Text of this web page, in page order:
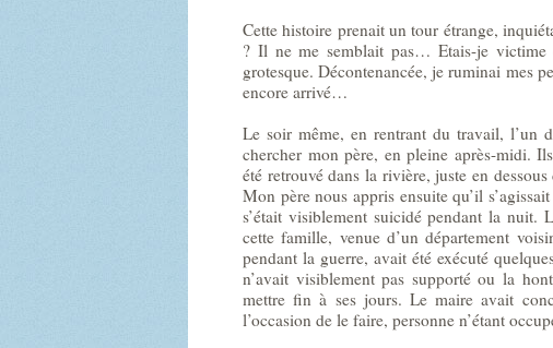
Cette histoire prenait un tour étrange,
? Il ne me semblait pas… Etais-je victime
grotesque. Décontenancée, je ruminai mes
encore arrivé…
Le soir même, en rentrant du travail, l’un
chercher mon père, en pleine après-midi.
été retrouvé dans la rivière, juste en
Mon père nous appris ensuite qu’il
s’était visiblement suicidé pendant la nuit.
cette famille, venue d’un département
pendant la guerre, avait été exécuté
n’avait visiblement pas supporté ou la
mettre fin à ses jours. Le maire avait
l’occasion de le faire, personne n’étant